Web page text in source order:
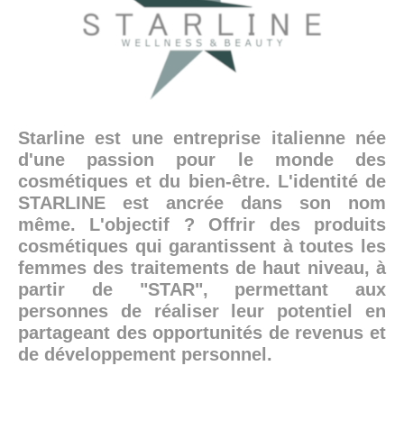
Starline est une entreprise italienne née
d'une passion pour le monde des
cosmétiques et du bien-être. L'identité de
STARLINE est ancrée dans son nom
même. L'objectif ? Offrir des produits
cosmétiques qui garantissent à toutes les
femmes des traitements de haut niveau, à
partir de "STAR", permettant aux
personnes de réaliser leur potentiel en
partageant des opportunités de revenus et
de développement personnel.